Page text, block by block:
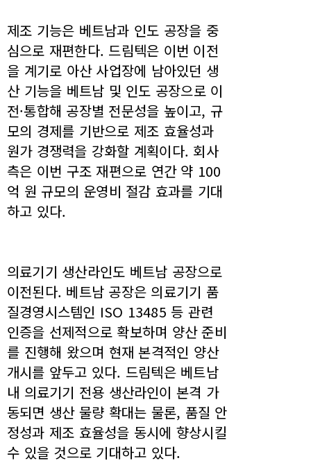
제조 기능은 베트남과 인도 공장을 중
심으로 재편한다. 드림텍은 이번 이전
을 계기로 아산 사업장에 남아있던 생
산 기능을 베트남 및 인도 공장으로 이
전·통합해 공장별 전문성을 높이고, 규
모의 경제를 기반으로 제조 효율성과
원가 경쟁력을 강화할 계획이다. 회사
측은 이번 구조 재편으로 연간 약 100
억 원 규모의 운영비 절감 효과를 기대
하고 있다.
의료기기 생산라인도 베트남 공장으로
이전된다. 베트남 공장은 의료기기 품
질경영시스템인 ISO 13485 등 관련
인증을 선제적으로 확보하며 양산 준비
를 진행해 왔으며 현재 본격적인 양산
개시를 앞두고 있다. 드림텍은 베트남
내 의료기기 전용 생산라인이 본격 가
동되면 생산 물량 확대는 물론, 품질 안
정성과 제조 효율성을 동시에 향상시킬
수 있을 것으로 기대하고 있다.